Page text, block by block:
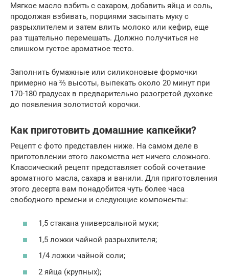
Мягкое масло взбить с сахаром, добавить яйца и соль,
продолжая взбивать, порциями засыпать муку с
разрыхлителем и затем влить молоко или кефир, еще
раз тщательно перемешать. Должно получиться не
слишком густое ароматное тесто.
Заполнить бумажные или силиконовые формочки
примерно на ⅔ высоты, выпекать около 20 минут при
170-180 градусах в предварительно разогретой духовке
до появления золотистой корочки.
Как приготовить домашние капкейки?
Рецепт с фото представлен ниже. На самом деле в
приготовлении этого лакомства нет ничего сложного.
Классический рецепт представляет собой сочетание
ароматного масла, сахара и ванили. Для приготовления
этого десерта вам понадобится чуть более часа
свободного времени и следующие компоненты:
1,5 стакана универсальной муки;
1,5 ложки чайной разрыхлителя;
1/4 ложки чайной соли;
2 яйца (крупных);